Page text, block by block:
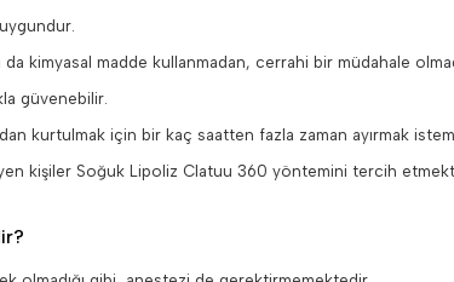
kimyasal madde kullanmadan, cerrahi bir müdahale
güvenebilir.
kurtulmak için bir kaç saatten fazla zaman ayırmak
kişiler Soğuk Lipoliz Clatuu 360 yöntemini tercih